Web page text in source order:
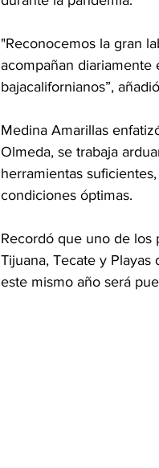
"Reconocemos la gran
acompañan diariamente
bajacalifornianos”,
Medina Amarillas
Olmeda, se trabaja
herramientas
condiciones óptimas.
Recordó que uno de los
Tijuana, Tecate y
este mismo año será